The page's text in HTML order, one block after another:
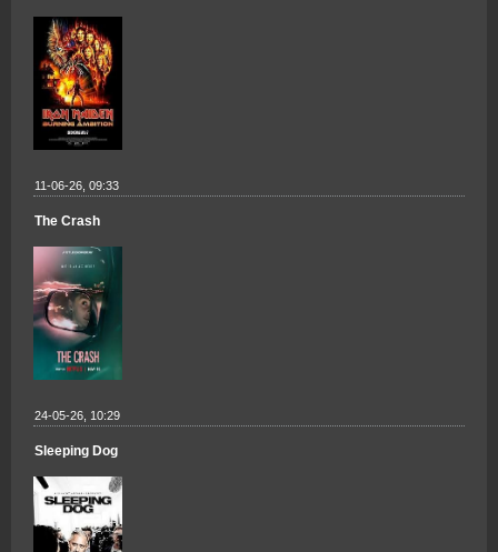
11-06-26, 09:33
The Crash
24-05-26, 10:29
Sleeping Dog